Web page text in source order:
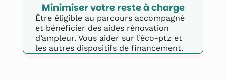
Minimiser votre reste à charge
Être éligible au parcours accompagné
et bénéficier des aides rénovation
d’ampleur. Vous aider sur l’éco-ptz et
les autres dispositifs de financement.